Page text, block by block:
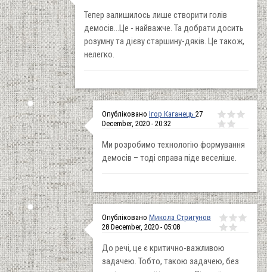
Тепер залишилось лише створити голів
демосів...Це - найважче. Та добрати досить
розумну та дієву старшину-дяків. Це також,
нелегко.
Опубліковано Ігор Каганець 27
December, 2020 - 20:32
Ми розробимо технологію формування
демосів – тоді справа піде веселіше.
Опубліковано Микола Стригунов
28 December, 2020 - 05:08
До речі, це є критично-важливою
задачею. Тобто, такою задачею, без